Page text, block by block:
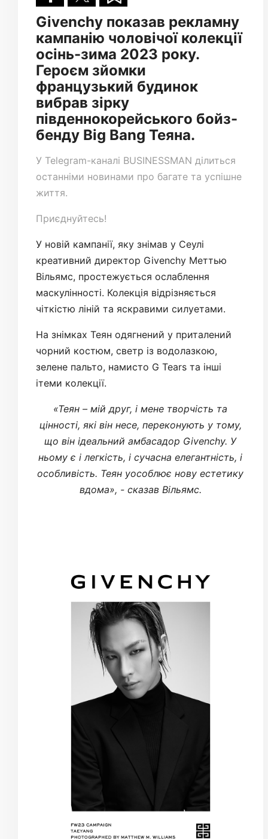
Givenchy показав рекламну
кампанію чоловічої колекції
осінь-зима 2023 року.
Героєм зйомки
французький будинок
вибрав зірку
південнокорейського бойз-
бенду Big Bang Теяна.
У Telegram-каналі BUSINESSMAN ділиться
останніми новинами про багате та успішне
життя.
Приєднуйтесь!
У новій кампанії, яку знімав у Сеулі
креативний директор Givenchy Меттью
Вільямс, простежується ослаблення
маскулінності. Колекція відрізняється
чіткістю ліній та яскравими силуетами.
На знімках Теян одягнений у приталений
чорний костюм, светр із водолазкою,
зелене пальто, намисто G Tears та інші
ітеми колекції.
«Теян – мій друг, і мене творчість та
цінності, які він несе, переконують у тому,
що він ідеальний амбасадор Givenchy. У
ньому є і легкість, і сучасна елегантність, і
особливість. Теян уособлює нову естетику
вдома», - сказав Вільямс.